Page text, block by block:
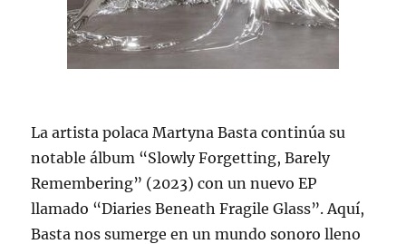
La artista polaca Martyna Basta continúa su
notable álbum “Slowly Forgetting, Barely
Remembering” (2023) con un nuevo EP
llamado “Diaries Beneath Fragile Glass”. Aquí,
Basta nos sumerge en un mundo sonoro lleno